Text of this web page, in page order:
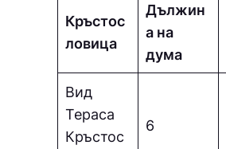
Кръстос
ловица
Дължин
а на
дума
Вид
Тераса
Кръстос
6